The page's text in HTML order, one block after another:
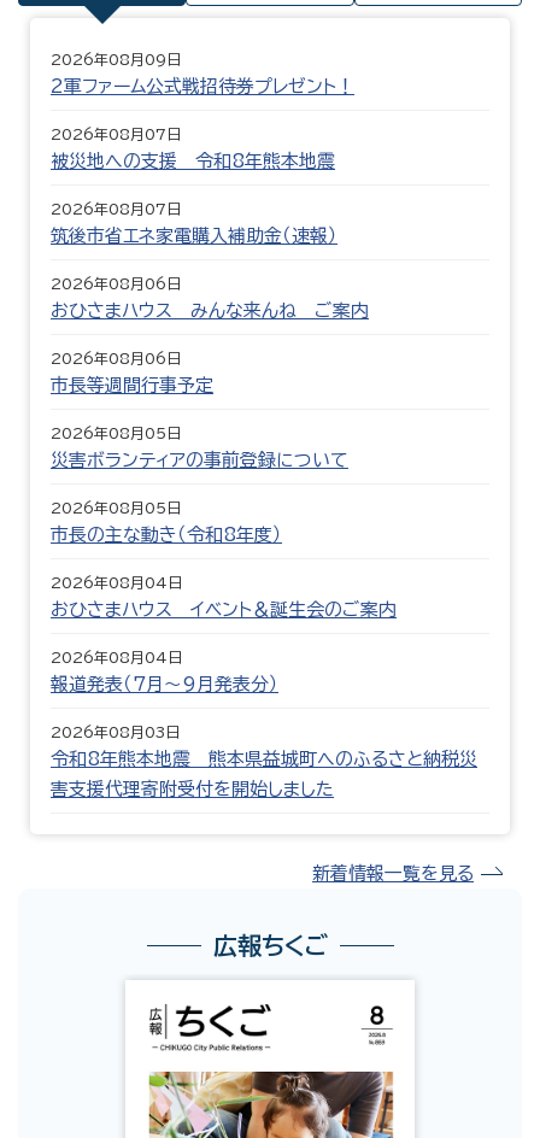
2026年08月09日
2軍ファーム公式戦招待券プレゼント！
2026年08月07日
被災地への支援 令和8年熊本地震
2026年08月07日
筑後市省エネ家電購入補助金（速報）
2026年08月06日
おひさまハウス みんな来んね ご案内
2026年08月06日
市長等週間行事予定
2026年08月05日
災害ボランティアの事前登録について
2026年08月05日
市長の主な動き（令和8年度）
2026年08月04日
おひさまハウス イベント＆誕生会のご案内
2026年08月04日
報道発表（7月〜9月発表分）
2026年08月03日
令和8年熊本地震 熊本県益城町へのふるさと納税災
害支援代理寄附受付を開始しました
新着情報一覧を見る
広報ちくご